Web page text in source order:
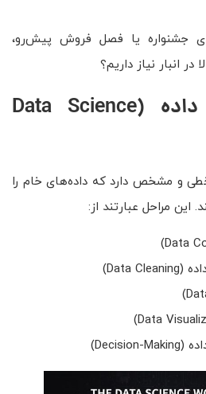
جشنواره یا فصل فروش پیش‌رو،
انبار نیاز داریم؟
3. فرآیند علم داده (Data Science
و مشخص دارد که داده‌های خام را
مراحل عبارتند از: